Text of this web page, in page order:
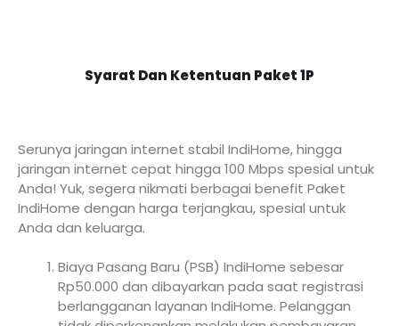
Syarat Dan Ketentuan Paket 1P
Serunya jaringan internet stabil IndiHome, hingga
jaringan internet cepat hingga 100 Mbps spesial untuk
Anda! Yuk, segera nikmati berbagai benefit Paket
IndiHome dengan harga terjangkau, spesial untuk
Anda dan keluarga.
Biaya Pasang Baru (PSB) IndiHome sebesar
Rp50.000 dan dibayarkan pada saat registrasi
berlangganan layanan IndiHome. Pelanggan